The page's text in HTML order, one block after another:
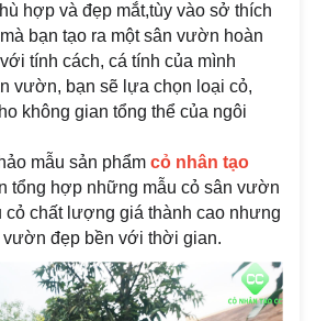
hợp và đẹp mắt,tùy vào sở thích
bạn tạo ra một sân vườn hoàn
tính cách, cá tính của mình
vườn, bạn sẽ lựa chọn loại cỏ,
không gian tổng thể của ngôi
mẫu sản phẩm cỏ nhân tạo
tổng hợp những mẫu cỏ sân vườn
cỏ chất lượng giá thành cao nhưng
vườn đẹp bền với thời gian.